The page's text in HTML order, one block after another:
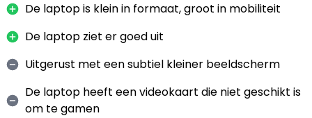
De laptop is klein in formaat, groot in mobiliteit
De laptop ziet er goed uit
Uitgerust met een subtiel kleiner beeldscherm
De laptop heeft een videokaart die niet geschikt is
om te gamen